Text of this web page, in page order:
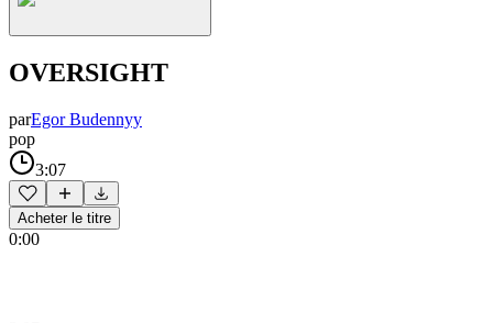
OVERSIGHT
parEgor Budennyy
pop
3:07
Acheter le titre
0:00